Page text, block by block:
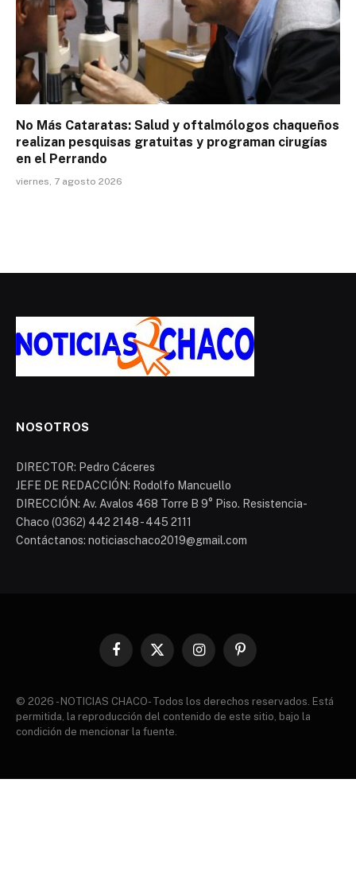
No Más Cataratas: Salud y oftalmólogos chaqueños
realizan pesquisas gratuitas y programan cirugías
en el Perrando
viernes, 7 agosto 2026
NOSOTROS
DIRECTOR: Pedro Cáceres
JEFE DE REDACCIÓN: Rodolfo Mancuello
DIRECCIÓN: Av. Avalos 468 Torre B 9° Piso. Resistencia-
Chaco (0362) 442 2148 - 445 2111
Contáctanos: noticiaschaco2019@gmail.com
Facebook
X
InstagramPinterest
© 2026 - NOTICIAS CHACO- Todos los derechos reservados. Está
permitida, la reproducción del contenido de este sitio, bajo la
condición de mencionar la fuente.